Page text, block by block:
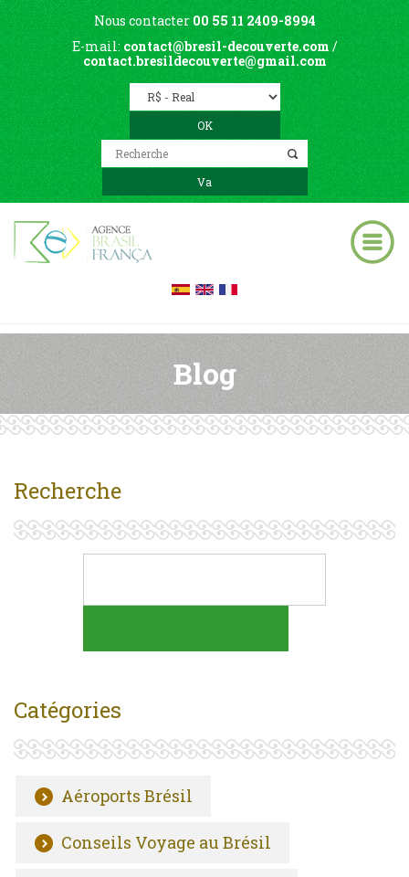
Nous contacter 00 55 11 2409-8994
E-mail: contact@bresil-decouverte.com /
contact.bresildecouverte@gmail.com
Blog
Recherche
Catégories
Aéroports Brésil
Conseils Voyage au Brésil